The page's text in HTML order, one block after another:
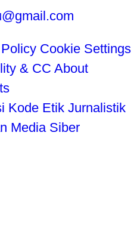
Cookie Settings
& CC About
Kode Etik Jurnalistik
Media Siber